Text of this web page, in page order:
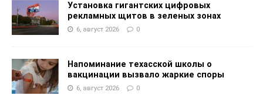
Установка гигантских цифровых
рекламных щитов в зеленых зонах
6, август 2026 0
Напоминание техасской школы о
вакцинации вызвало жаркие споры
6, август 2026 0